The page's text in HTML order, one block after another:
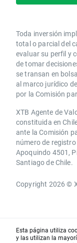
Toda inversión
total o parcial del
evaluar su perfil y
de tomar
se transan en
al marco jurídico
por la Comisión
XTB Agente de
constituida en
ante la Comisión
número de
Apoquindo 4501,
Santiago de Chile.
Copyright 2026 ©
Esta página utiliza
y las utilizan la